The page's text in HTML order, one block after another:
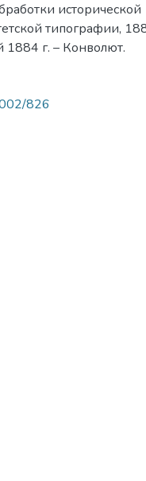
исторической
типографии,
1884 г. – Конволют.
826